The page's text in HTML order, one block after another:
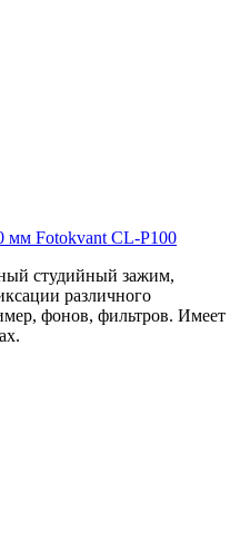
мм Fotokvant CL-P100
студийный зажим,
различного
фонов, фильтров. Имеет